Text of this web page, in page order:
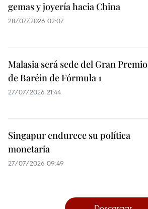
gemas y joyería hacia China
28/07/2026 02:07
Malasia será sede del Gran Premio
de Baréin de Fórmula 1
27/07/2026 21:44
Singapur endurece su política
monetaria
27/07/2026 09:49